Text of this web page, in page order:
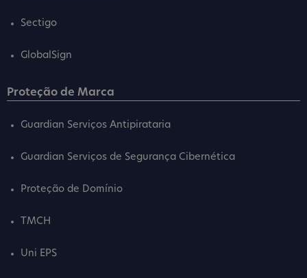
Sectigo
GlobalSign
Proteção de Marca
Guardian Serviços Antipirataria
Guardian Serviços de Segurança Cibernética
Proteção de Domínio
TMCH
Uni EPS